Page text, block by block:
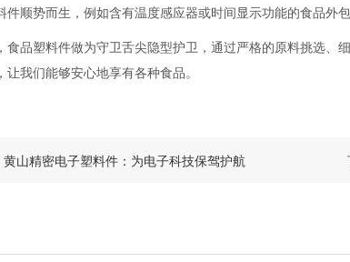
件顺势而生，例如含有温度感应器或时间显示功能的食品外
食品塑料件做为守卫舌尖隐型护卫，通过严格的原料挑选、
让我们能够安心地享有各种食品。
黄山精密电子塑料件：为电子科技保驾护航